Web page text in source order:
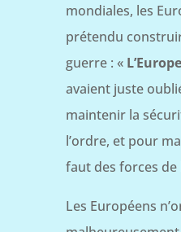
mondiales, les
prétendu
guerre : «
avaient juste
maintenir la
l’ordre, et pour
faut des forces de
Les Européens